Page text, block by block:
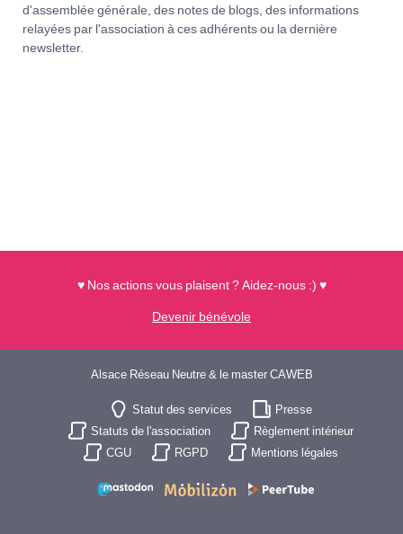
d'assemblée générale, des notes de blogs, des informations
relayées par l'association à ces adhérents ou la dernière
newsletter.
♥ Nos actions vous plaisent ? Aidez-nous :) ♥
Devenir bénévole
Alsace Réseau Neutre & le master CAWEB
Statut des services
Presse
Statuts de l'association
Règlement intérieur
CGU
RGPD Mentions légales